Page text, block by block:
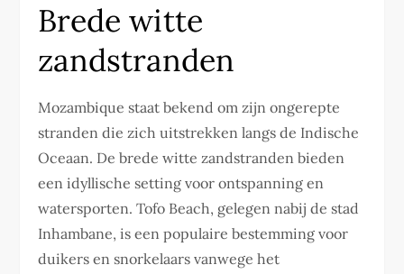
Brede witte
zandstranden
Mozambique staat bekend om zijn ongerepte
stranden die zich uitstrekken langs de Indische
Oceaan. De brede witte zandstranden bieden
een idyllische setting voor ontspanning en
watersporten. Tofo Beach, gelegen nabij de stad
Inhambane, is een populaire bestemming voor
duikers en snorkelaars vanwege het